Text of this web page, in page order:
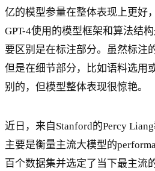
亿的模型参量在整体表现上更好
GPT-4使用的模型框架和算法结
要区别是在标注部分。虽然标注
但是在细节部分，比如语料选用
别的，但模型整体表现很惊艳。
近日，来自Stanford的Percy
主要是衡量主流大模型的
百个数据集并选定了当下最主流